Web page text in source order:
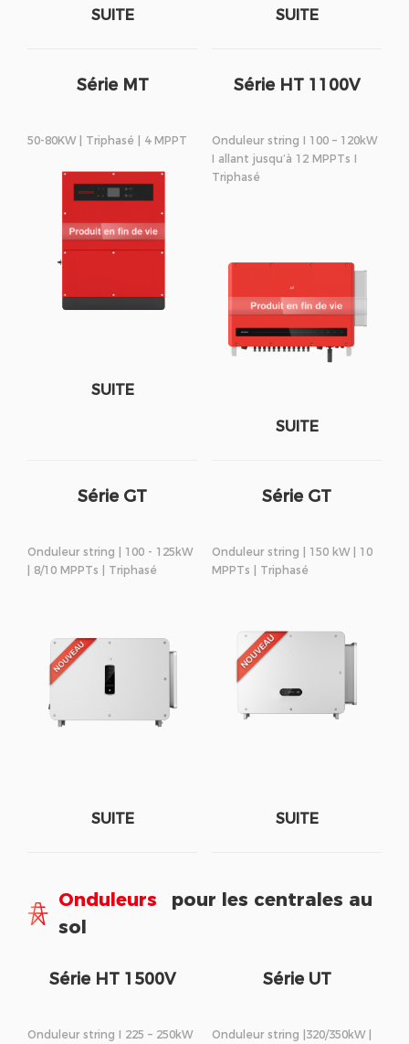
SUITE SUITE
Série MT
50-80KW | Triphasé | 4 MPPT
SUITE
Série HT 1100V
Onduleur string I 100 – 120kW
I allant jusqu’à 12 MPPTs I
Triphasé
SUITE
Série GT
Onduleur string | 100 - 125kW
| 8/10 MPPTs | Triphasé
SUITE
Série GT
Onduleur string | 150 kW | 10
MPPTs | Triphasé
SUITE
Onduleurs
pour les centrales au
sol
Série HT 1500V
Onduleur string I 225 – 250kW
Série UT
Onduleur string |320/350kW |